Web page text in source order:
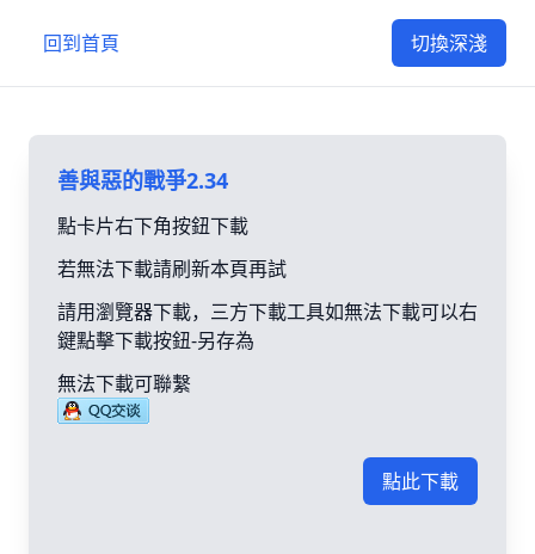
回到首頁 切換深淺
善與惡的戰爭2.34
點卡片右下角按鈕下載
若無法下載請刷新本頁再試
請用瀏覽器下載，三方下載工具如無法下載可以右
鍵點擊下載按鈕-另存為
無法下載可聯繫
點此下載